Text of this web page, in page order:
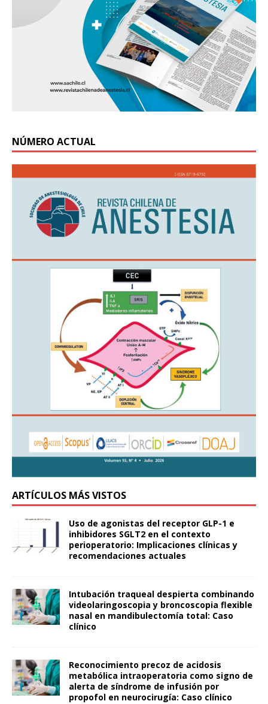
NÚMERO ACTUAL
ARTÍCULOS MÁS VISTOS
Uso de agonistas del receptor GLP-1 e
inhibidores SGLT2 en el contexto
perioperatorio: Implicaciones clínicas y
recomendaciones actuales
Intubación traqueal despierta combinando
videolaringoscopia y broncoscopia flexible
nasal en mandibulectomía total: Caso
clínico
Reconocimiento precoz de acidosis
metabólica intraoperatoria como signo de
alerta de síndrome de infusión por
propofol en neurocirugía: Caso clínico